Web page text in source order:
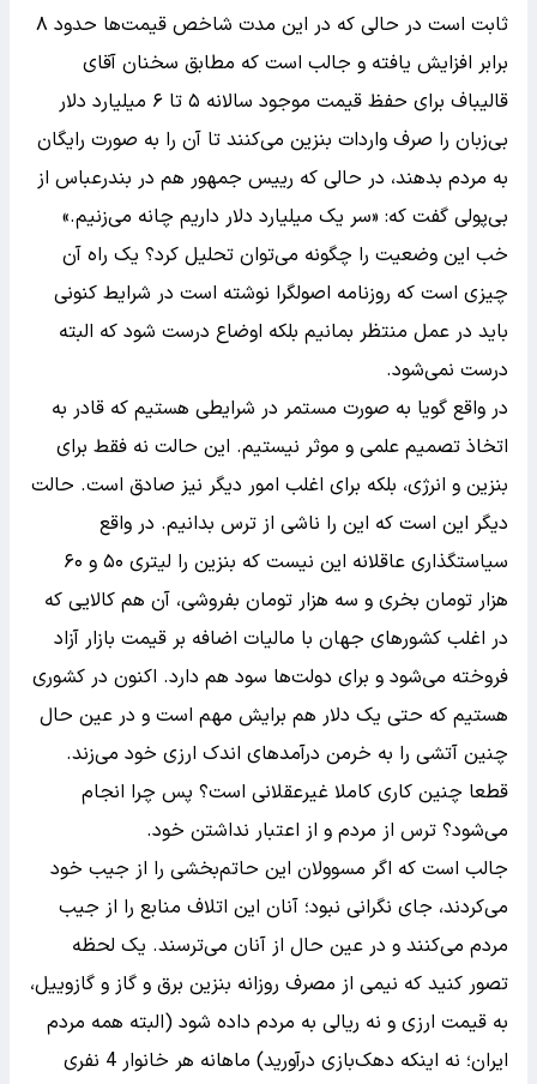
ثابت است در حالی که در این مدت شاخص قیمت‌ها حدود ۸
برابر افزایش یافته و جالب است که مطابق سخنان آقای
قالیباف برای حفظ قیمت موجود سالانه ۵ تا ۶ میلیارد دلار
بی‌زبان را صرف واردات بنزین می‌کنند تا آن را به صورت رایگان
به مردم بدهند، در حالی که رییس جمهور هم در بندرعباس از
بی‌پولی گفت که: «سر یک‌ میلیارد دلار داریم چانه می‌زنیم.»
خب این وضعیت را چگونه می‌توان تحلیل کرد؟ یک راه آن
چیزی است که روزنامه اصولگرا نوشته است در شرایط کنونی
باید در عمل منتظر بمانیم بلکه اوضاع درست شود که البته
درست نمی‌شود.
در واقع گویا به صورت مستمر در شرایطی هستیم که قادر به
اتخاذ تصمیم علمی و موثر نیستیم. این حالت نه فقط برای
بنزین و انرژی، بلکه برای اغلب امور دیگر نیز صادق است. حالت
دیگر این است که این را ناشی از ترس بدانیم. در واقع
سیاستگذاری عاقلانه این نیست که بنزین را لیتری ۵۰ و ۶۰
هزار تومان بخری و سه هزار تومان بفروشی، آن هم کالایی که
در اغلب کشورهای جهان با مالیات اضافه بر قیمت بازار آزاد
فروخته می‌شود و برای دولت‌ها سود هم دارد. اکنون در کشوری
هستیم که حتی یک دلار هم برایش مهم است و در عین حال
چنین آتشی را به خرمن درآمدهای اندک ارزی خود می‌زند.
قطعا چنین کاری کاملا غیرعقلانی است؟ پس چرا انجام
می‌شود؟ ترس از مردم و از اعتبار نداشتن خود.
جالب است که اگر مسوولان این حاتم‌بخشی را از جیب خود
می‌کردند، جای نگرانی نبود؛ آنان این اتلاف منابع را از جیب
مردم می‌کنند و در عین حال از آنان می‌ترسند. یک لحظه
تصور کنید که نیمی از مصرف روزانه بنزین برق و گاز و گازوییل،
به قیمت ارزی و نه ریالی به مردم داده شود (البته همه مردم
ایران؛ نه اینکه دهک‌بازی درآورید) ماهانه هر خانوار 4 نفری